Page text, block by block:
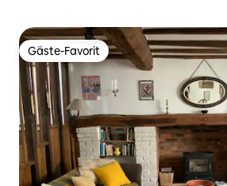
Gäste-Favorit
Gäste-Favorit